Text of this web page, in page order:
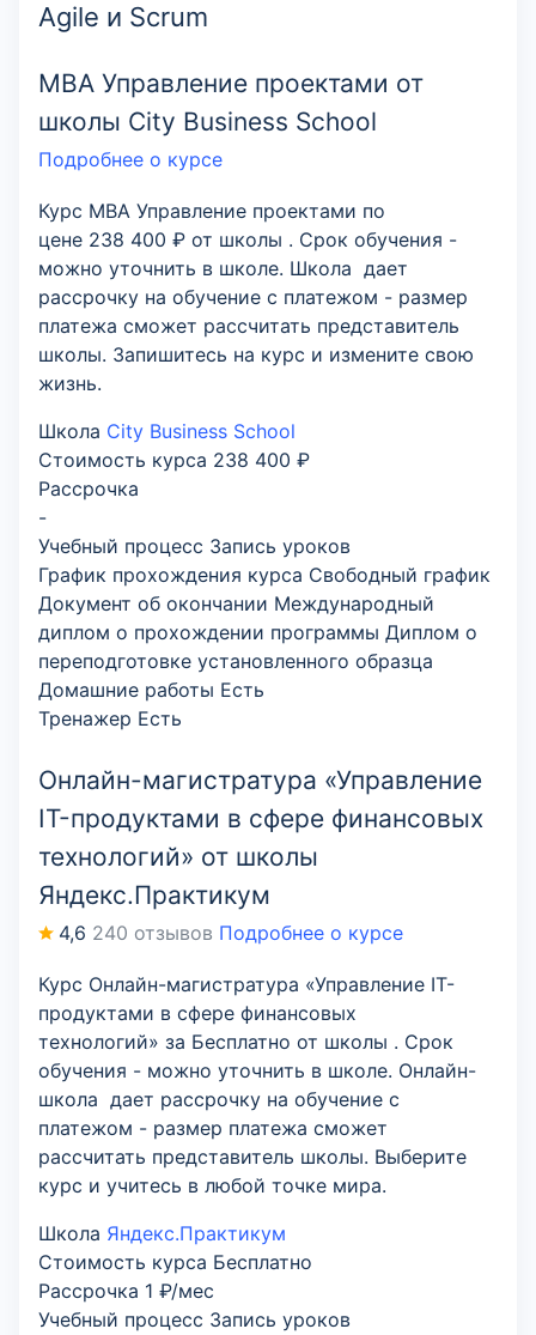
Agile и Scrum
MBA Управление проектами от
школы City Business School
Подробнее о курсе
Курс MBA Управление проектами по
цене 238 400 ₽ от школы . Срок обучения -
можно уточнить в школе. Школа дает
рассрочку на обучение с платежом - размер
платежа сможет рассчитать представитель
школы. Запишитесь на курс и измените свою
жизнь.
Школа City Business School
Стоимость курса 238 400 ₽
Рассрочка
-
Учебный процесс Запись уроков
График прохождения курса Свободный график
Документ об окончании Международный
диплом о прохождении программы Диплом о
переподготовке установленного образца
Домашние работы Есть
Тренажер Есть
Онлайн-магистратура «Управление
IT-продуктами в сфере финансовых
технологий» от школы
Яндекс.Практикум
4,6 240 отзывов Подробнее о курсе
Курс Онлайн-магистратура «Управление IT-
продуктами в сфере финансовых
технологий» за Бесплатно от школы . Срок
обучения - можно уточнить в школе. Онлайн-
школа дает рассрочку на обучение с
платежом - размер платежа сможет
рассчитать представитель школы. Выберите
курс и учитесь в любой точке мира.
Школа Яндекс.Практикум
Стоимость курса Бесплатно
Рассрочка 1 ₽/мес
Учебный процесс Запись уроков